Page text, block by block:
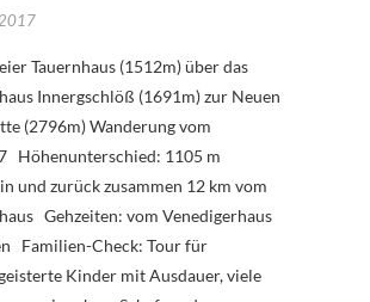
Innergschlöß (1691m) zur Neuen
(2796m) Wanderung vom
Höhenunterschied: 1105 m
und zurück zusammen 12 km vom
Gehzeiten: vom Venedigerhaus
Familien-Check: Tour für
Kinder mit Ausdauer, viele